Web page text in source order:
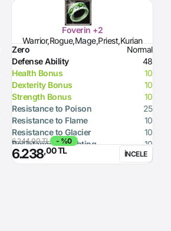
Foverin +2
Warrior,Rogue,Mage,Priest,Kurian
Zero
Normal
Defense Ability
48
Health Bonus
10
Dexterity Bonus
10
Strength Bonus
10
Resistance to Poison
25
Resistance to Flame
10
Resistance to Glacier
10
Resistance to Lighting
10
6.244,00 TL - %0
6.238,00 TL İNCELE